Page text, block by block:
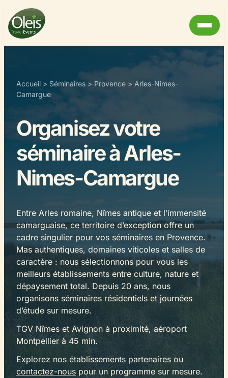
Accueil > Séminaires > Provence > Arles-Nimes-
Camargue
Organisez votre
séminaire à Arles-
Nimes-Camargue
Entre Arles romaine, Nîmes antique et l’immensité
camarguaise, ce territoire d’exception offre un
cadre singulier pour vos séminaires en Provence.
Mas authentiques, domaines viticoles et salles de
caractère : nous sélectionnons pour vous les
meilleurs établissements entre culture, nature et
dépaysement total. Depuis 20 ans, nous
organisons séminaires résidentiels et journées
d’étude sur mesure.
TGV Nîmes et Avignon à proximité, aéroport
Montpellier à 45 min.
Explorez nos établissements partenaires ou
contactez-nous pour un programme sur mesure.